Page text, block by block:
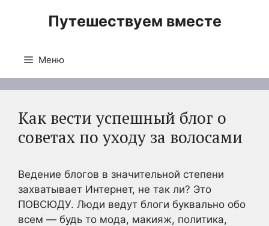
Путешествуем вместе
Меню
Как вести успешный блог о
советах по уходу за волосами
Ведение блогов в значительной степени
захватывает Интернет, не так ли? Это
ПОВСЮДУ. Люди ведут блоги буквально обо
всем — будь то мода, макияж, политика,